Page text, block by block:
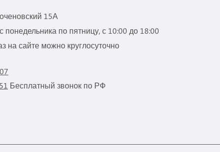
15А
по пятницу, с 10:00 до 18:00
на сайте можно круглосуточно
Бесплатный звонок по РФ